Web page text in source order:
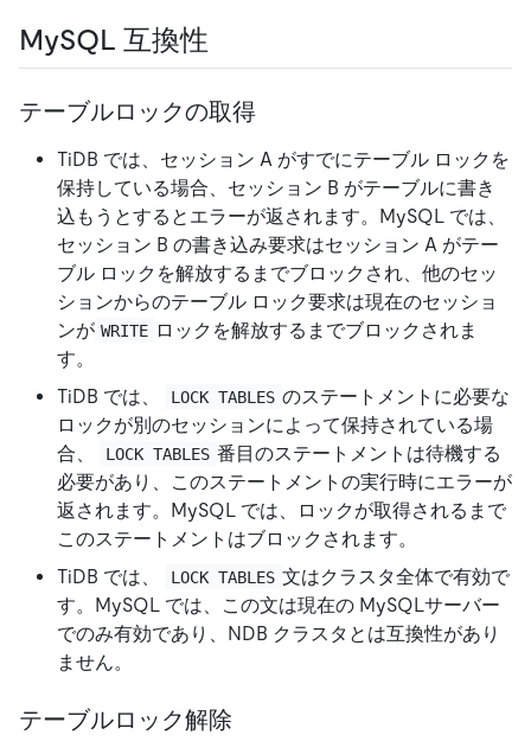
MySQL 互換性
テーブルロックの取得
TiDB では、セッション A がすでにテーブル ロックを
保持している場合、セッション B がテーブルに書き
込もうとするとエラーが返されます。MySQL では、
セッション B の書き込み要求はセッション A がテー
ブル ロックを解放するまでブロックされ、他のセッ
ションからのテーブル ロック要求は現在のセッショ
ンが WRITE ロックを解放するまでブロックされま
す。
TiDB では、
LOCK TABLES のステートメントに必要な
ロックが別のセッションによって保持されている場
合、
LOCK TABLES 番目のステートメントは待機する
必要があり、このステートメントの実行時にエラーが
返されます。MySQL では、ロックが取得されるまで
このステートメントはブロックされます。
TiDB では、
LOCK TABLES 文はクラスタ全体で有効で
す。MySQL では、この文は現在の MySQLサーバー
でのみ有効であり、NDB クラスタとは互換性があり
ません。
テーブルロック解除